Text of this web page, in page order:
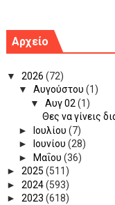
Αρχείο
▼ 2026 (72)
▼ Αυγούστου (1)
▼ Αυγ 02 (1)
Θες να γίνεις
►
Ιουλίου (7)
►
Ιουνίου (28)
►
Μαΐου (36)
► 2025 (511)
► 2024(593)
► 2023 (618)